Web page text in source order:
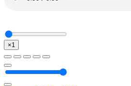
×1